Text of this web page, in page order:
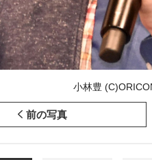
小林豊
前の写真